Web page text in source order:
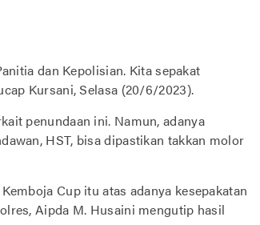
dan Kepolisian. Kita sepakat
Kursani, Selasa (20/6/2023).
penundaan ini. Namun, adanya
HST, bisa dipastikan takkan molor
Cup itu atas adanya kesepakatan
Aipda M. Husaini mengutip hasil